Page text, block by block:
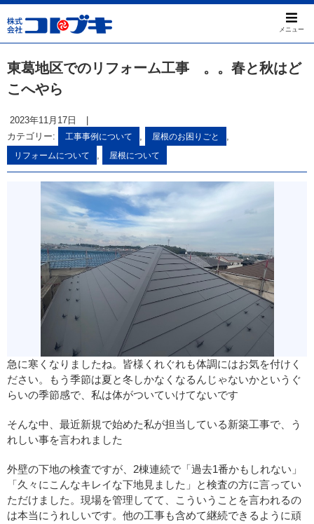
メニュー
東葛地区でのリフォーム工事 。。春と秋はど
こへやら
2023年11月17日
カテゴリー:
工事事例について , 屋根のお困りごと ,
リフォームについて , 屋根について
急に寒くなりましたね。皆様くれぐれも体調にはお気を付けく
ださい。もう季節は夏と冬しかなくなるんじゃないかというぐ
らいの季節感で、私は体がついていけてないです
そんな中、最近新規で始めた私が担当している新築工事で、う
れしい事を言われました
外壁の下地の検査ですが、2棟連続で「過去1番かもしれない」
「久々にこんなキレイな下地見ました」と検査の方に言ってい
ただけました。現場を管理してて、こういうことを言われるの
は本当にうれしいです。他の工事も含めて継続できるように頑